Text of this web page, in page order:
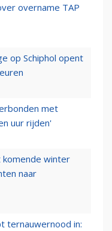
overname TAP
op Schiphol opent
met
uur rijden'
komende winter
naar
ternauwernood in: